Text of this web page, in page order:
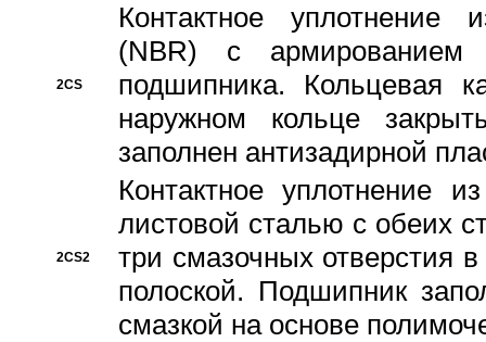
2CS
Контактное уплотнение
(NBR) с
подшипника. Кольцевая
наружном кольце
заполнен антизадирной
2CS2
Контактное уплотнение
листовой сталью с обеих
три смазочных отверстия
полоской. Подшипник
смазкой на основе